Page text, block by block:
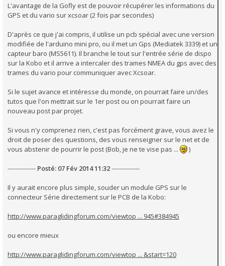
L'avantage de la Gofly est de pouvoir récupérer les informations du
GPS et du vario sur xcsoar (2 fois par secondes)
D'après ce que j'ai compris, il utilise un pcb spécial avec une version
modifiée de l'arduino mini pro, ou il met un Gps (Mediatek 3339) et un
capteur baro (MS5611). Il branche le tout sur l'entrée série de dispo
sur la Kobo et il arrive a intercaler des trames NMEA du gps avec des
trames du vario pour communiquer avec Xcsoar.
Si le sujet avance et intéresse du monde, on pourrait faire un/des
tutos que l'on mettrait sur le 1er post ou on pourrait faire un
nouveau post par projet.
Si vous n'y comprenez rien, c'est pas forcément grave, vous avez le
droit de poser des questions, des vous renseigner sur le net et de
vous abstenir de pourrir le post (Bob, je ne te vise pas ...
)
-------------- Posté: 07 Fév 2014 11:32--------------
Il y aurait encore plus simple, souder un module GPS sur le
connecteur Série directement sur le PCB de la Kobo:
http://www.paraglidingforum.com/viewtop ... 945#384945
ou encore mieux
http://www.paraglidingforum.com/viewtop ... &start=120